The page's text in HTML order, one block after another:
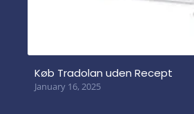
Køb Tradolan uden Recept
January 16, 2025